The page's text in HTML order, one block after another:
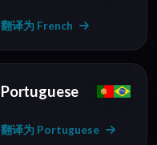
翻译为 French
Portuguese
翻译为 Portuguese